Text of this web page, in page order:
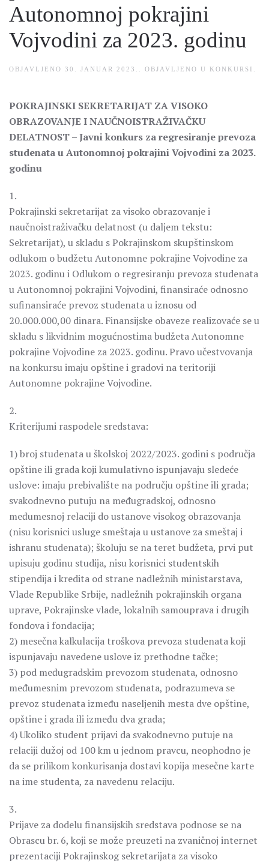
Autonomnoj pokrajini
Vojvodini za 2023. godinu
OBJAVLJENO 30. JANUAR 2023. . OBJAVLJENO U KONKURSI
POKRAJINSKI SEKRETARIJAT ZA VISOKO
OBRAZOVANJE I NAUČNOISTRAŽIVAČKU
DELATNOST –Javni konkurs za regresiranje prevoza
studenata u Autonomnoj pokrajini Vojvodini za 2023.
godinu
1.
Pokrajinski sekretarijat za visoko obrazovanje i
naučnoistraživačku delatnost (u daljem tekstu:
Sekretarijat), u skladu s Pokrajinskom skupštinskom
odlukom o budžetu Autonomne pokrajine Vojvodine za
2023. godinu i Odlukom o regresiranju prevoza studenata
u Autonomnoj pokrajini Vojvodini, finansiraće odnosno
sufinansiraće prevoz studenata u iznosu od
20.000.000,00 dinara. Finansijske obaveze realizovaće se u
skladu s likvidnim mogućnostima budžeta Autonomne
pokrajine Vojvodine za 2023. godinu. Pravo učestvovanja
na konkursu imaju opštine i gradovi na teritoriji
Autonomne pokrajine Vojvodine.
2.
Kriterijumi raspodele sredstava:
1) broj studenata u školskoj 2022/2023. godini s područja
opštine ili grada koji kumulativno ispunjavaju sledeće
uslove: imaju prebivalište na području opštine ili grada;
svakodnevno putuju na međugradskoj, odnosno
međumesnoj relaciji do ustanove visokog obrazovanja
(nisu korisnici usluge smeštaja u ustanove za smeštaj i
ishranu studenata); školuju se na teret budžeta, prvi put
upisuju godinu studija, nisu korisnici studentskih
stipendija i kredita od strane nadležnih ministarstava,
Vlade Republike Srbije, nadležnih pokrajinskih organa
uprave, Pokrajinske vlade, lokalnih samouprava i drugih
fondova i fondacija;
2) mesečna kalkulacija troškova prevoza studenata koji
ispunjavaju navedene uslove iz prethodne tačke;
3) pod međugradskim prevozom studenata, odnosno
međumesnim prevozom studenata, podrazumeva se
prevoz studenata između naseljenih mesta dve opštine,
opštine i grada ili između dva grada;
4) Ukoliko student prijavi da svakodnevno putuje na
relaciji dužoj od 100 km u jednom pravcu, neophodno je
da se prilikom konkurisanja dostavi kopija mesečne karte
na ime studenta, za navedenu relaciju.
3.
Prijave za dodelu finansijskih sredstava podnose se na
Obrascu br. 6, koji se može preuzeti na zvaničnoj internet
prezentaciji Pokrajinskog sekretarijata za visoko